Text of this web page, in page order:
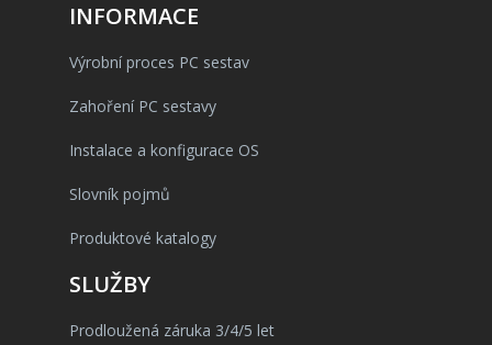
INFORMACE
Výrobní proces PC sestav
Zahoření PC sestavy
Instalace a konfigurace OS
Slovník pojmů
Produktové katalogy
SLUŽBY
Prodloužená záruka 3/4/5 let